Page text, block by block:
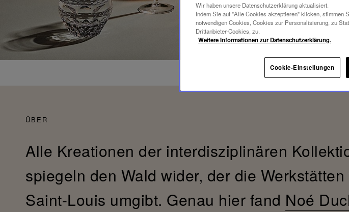
ÜBER
Alle Kreationen der interdisziplinären
spiegeln den Wald wider, der die Werkstätten
Saint-Louis umgibt. Genau hier fand Noé
Wir haben unsere Datenschutzerklärung aktualisiert.
Indem Sie auf "Alle Cookies akzeptieren" klicken, stimmen
notwendigen Cookies, Cookies zur Personalisierung, zu
Drittanbieter-Cookies, zu.
Weitere Informationen zur Datenschutzerklärung.
Cookie-Einstellungen